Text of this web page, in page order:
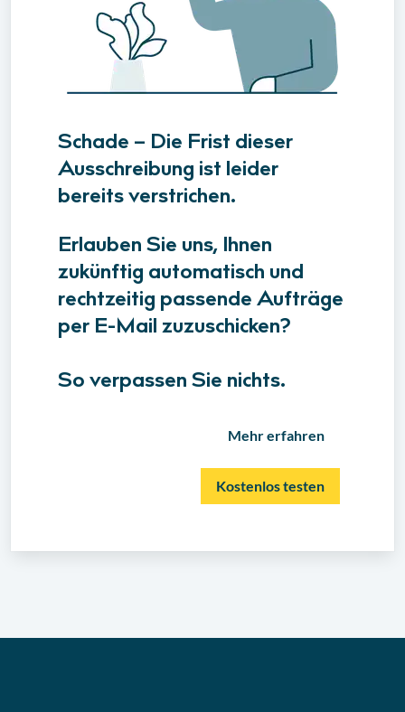
Schade – Die Frist dieser
Ausschreibung ist leider
bereits verstrichen.
Erlauben Sie uns, Ihnen
zukünftig automatisch und
rechtzeitig passende Aufträge
per E-Mail zuzuschicken?
So verpassen Sie nichts.
Mehr erfahren
Kostenlos testen